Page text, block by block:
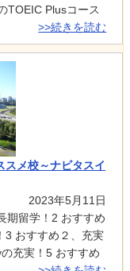
TOEIC Plusコース
>>続きを読む
スメ校～ナビタスイ
2023年5月11日
期留学！2 おすすめ
3 おすすめ２、充実
充実！5 おすすめ